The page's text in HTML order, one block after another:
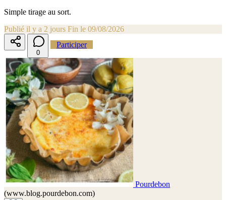
Simple tirage au sort.
Publié il y a 2 jours Fin le 09/08/2026
0
Participer
Pourdebon
(www.blog.pourdebon.com)